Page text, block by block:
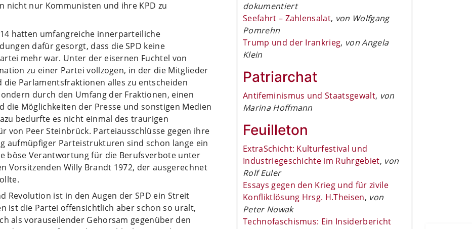
nicht nur Kommunisten und ihre KPD zu
hatten umfangreiche innerparteiliche
dafür gesorgt, dass die SPD keine
mehr war. Unter der eisernen Fuchtel von
zu einer Partei vollzogen, in der die Mitglieder
Parlamentsfraktionen alles zu entscheiden
durch den Umfang der Fraktionen, einen
die Möglichkeiten der Presse und sonstigen Medien
bedurfte es nicht einmal des traurigen
von Peer Steinbrück. Parteiausschlüsse gegen ihre
aufmüpfiger Parteistrukturen sind schon lange ein
böse Verantwortung für die Berufsverbote unter
Vorsitzenden Willy Brandt 1972, der ausgerechnet
Revolution ist in den Augen der SPD ein Streit
ist die Partei offensichtlich aber schon so uralt,
als vorauseilender Gehorsam gegenüber den
dokumentiert
Seefahrt – Zahlensalat, von Wolfgang
Pomrehn
Trump und der Irankrieg, von Angela
Klein
Patriarchat
Antifeminismus und Staatsgewalt, von
Marina Hoffmann
Feuilleton
ExtraSchicht: Kulturfestival und
Industriegeschichte im Ruhrgebiet, von
Rolf Euler
Essays gegen den Krieg und für zivile
Konfliktlösung Hrsg. H.Theisen, von
Peter Nowak
Technofaschismus: Ein Insiderbericht